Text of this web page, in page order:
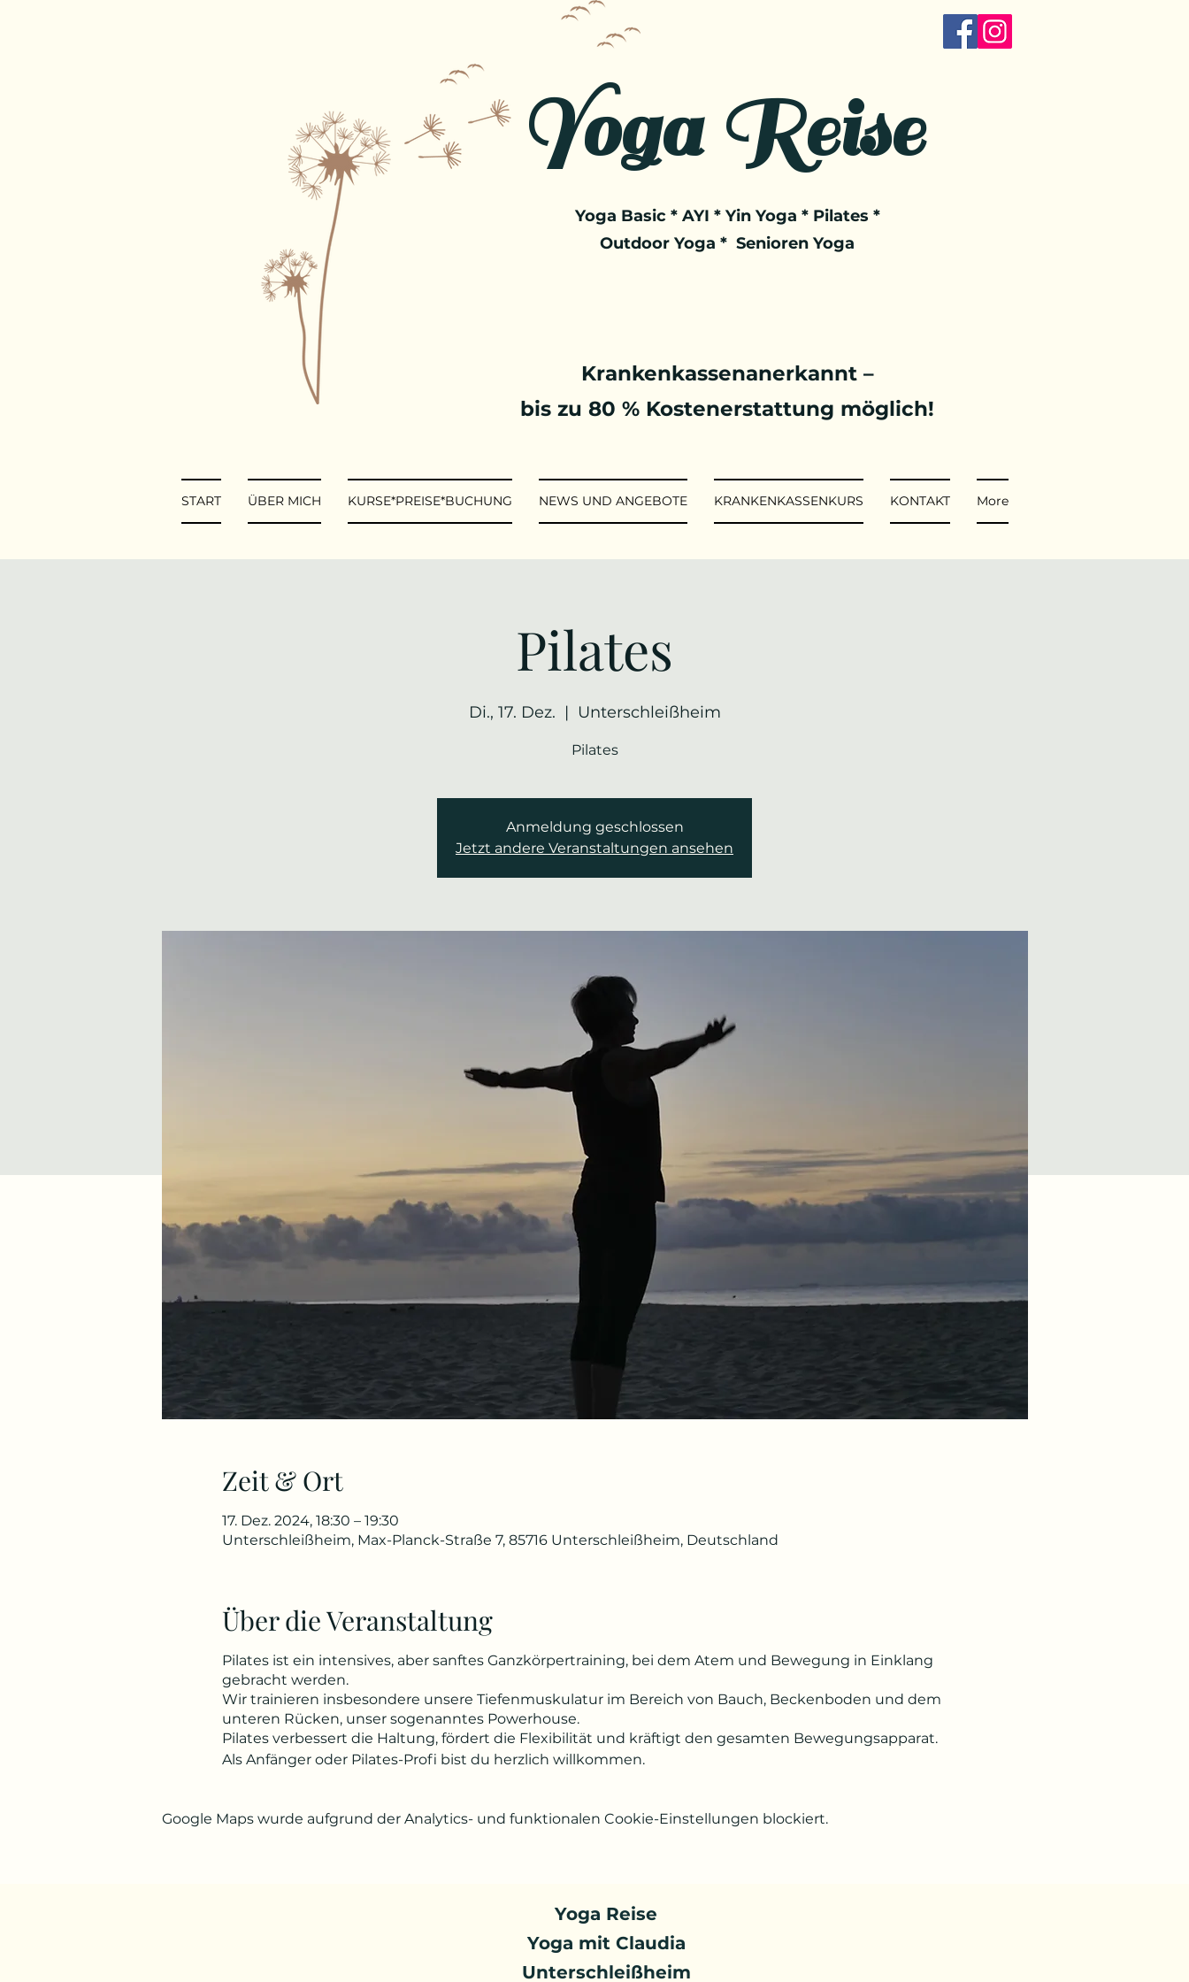
Yoga Reise
Yoga Basic * AYI * Yin Yoga * Pilates *
Outdoor Yoga * Senioren Yoga
Krankenkassenanerkannt –
bis zu 80 % Kostenerstattung möglich!
START ÜBER MICH KURSE*PREISE*BUCHUNG NEWS UND ANGEBOTE KRANKENKASSENKURS KONTAKT More
Pilates
Di., 17. Dez.
  |
Unterschleißheim
Pilates
Anmeldung geschlossen
Jetzt andere Veranstaltungen ansehen
Zeit & Ort
17. Dez. 2024, 18:30 – 19:30
Unterschleißheim, Max-Planck-Straße 7, 85716 Unterschleißheim, Deutschland
Über die Veranstaltung
Pilates ist ein intensives, aber sanftes Ganzkörpertraining, bei dem Atem und Bewegung in Einklang
gebracht werden.
Wir trainieren insbesondere unsere Tiefenmuskulatur im Bereich von Bauch, Beckenboden und dem
unteren Rücken, unser sogenanntes Powerhouse.
Pilates verbessert die Haltung, fördert die Flexibilität und kräftigt den gesamten Bewegungsapparat.
Als Anfänger oder Pilates-Profi bist du herzlich willkommen.
Google Maps wurde aufgrund der Analytics- und funktionalen Cookie-Einstellungen blockiert.
Yoga Reise
Yoga mit Claudia
Unterschleißheim